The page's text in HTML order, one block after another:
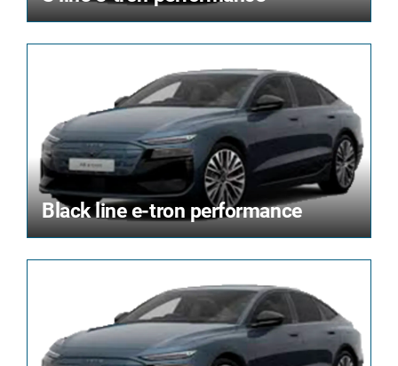
Black line e-tron performance